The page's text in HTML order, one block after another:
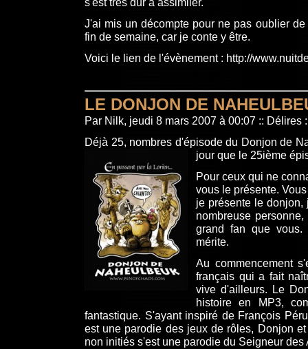
J'ai mis un décompte pour ne pas oublier
fin de semaine, car je conte y être.
Voici le lien de l'évènement : http://
LE DONJON DE
Par Nilk, jeudi 8 mars 2007 à 00:07 :: Délires
Déjà 25, nombres d'épisode du Donjon de
jour que le 25ième
Pour ceux qui ne
vous le présente.
je présente le
nombreuse
grand fan que
mérite.
Au commencement
français qui a fait
vive d'ailleurs. Le
histoire en MP3,
fantastique. S'ayant inspiré de François
est une parodie des jeux de rôles, Donjon
non initiés s'est une parodie du Seigneur des